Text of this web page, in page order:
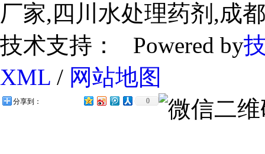
厂家,四川水处理药剂,成
技术支持： Powered by
XML / 网站地图
分享到： 0